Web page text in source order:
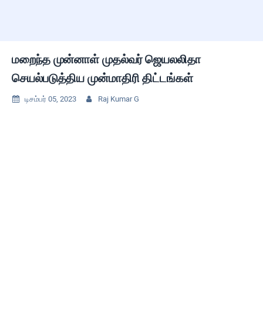
மறைந்த முன்னாள் முதல்வர் ஜெயலலிதா
செயல்படுத்திய முன்மாதிரி திட்டங்கள்
 டிசம்பர் 05, 2023  Raj Kumar G